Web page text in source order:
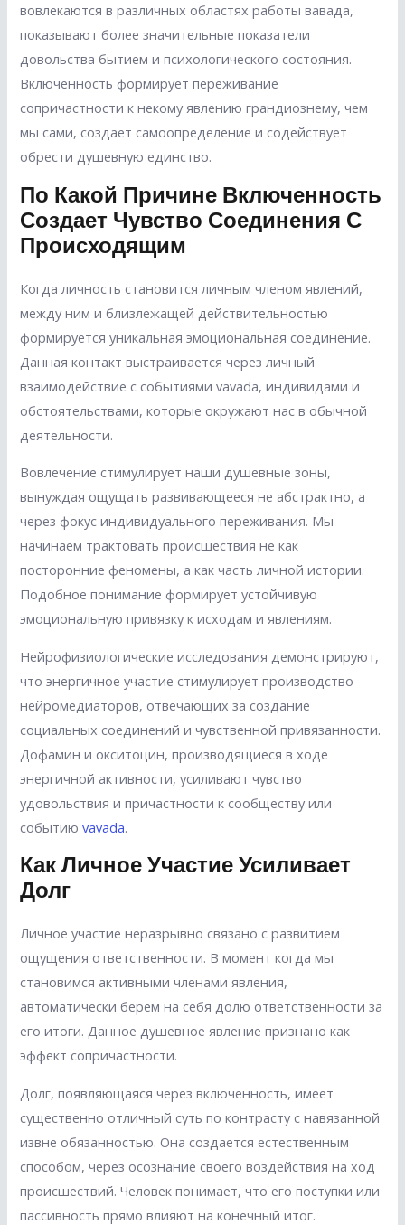
вовлекаются в различных областях работы вавада,
показывают более значительные показатели
довольства бытием и психологического состояния.
Включенность формирует переживание
сопричастности к некому явлению грандиознему, чем
мы сами, создает самоопределение и содействует
обрести душевную единство.
По Какой Причине Включенность
Создает Чувство Соединения С
Происходящим
Когда личность становится личным членом явлений,
между ним и близлежащей действительностью
формируется уникальная эмоциональная соединение.
Данная контакт выстраивается через личный
взаимодействие с событиями vavada, индивидами и
обстоятельствами, которые окружают нас в обычной
деятельности.
Вовлечение стимулирует наши душевные зоны,
вынуждая ощущать развивающееся не абстрактно, а
через фокус индивидуального переживания. Мы
начинаем трактовать происшествия не как
посторонние феномены, а как часть личной истории.
Подобное понимание формирует устойчивую
эмоциональную привязку к исходам и явлениям.
Нейрофизиологические исследования демонстрируют,
что энергичное участие стимулирует производство
нейромедиаторов, отвечающих за создание
социальных соединений и чувственной привязанности.
Дофамин и окситоцин, производящиеся в ходе
энергичной активности, усиливают чувство
удовольствия и причастности к сообществу или
событиюvavada.
Как Личное Участие Усиливает
Долг
Личное участие неразрывно связано с развитием
ощущения ответственности. В момент когда мы
становимся активными членами явления,
автоматически берем на себя долю ответственности за
его итоги. Данное душевное явление признано как
эффект сопричастности.
Долг, появляющаяся через включенность, имеет
существенно отличный суть по контрасту с навязанной
извне обязанностью. Она создается естественным
способом, через осознание своего воздействия на ход
происшествий. Человек понимает, что его поступки или
пассивность прямо влияют на конечный итог.